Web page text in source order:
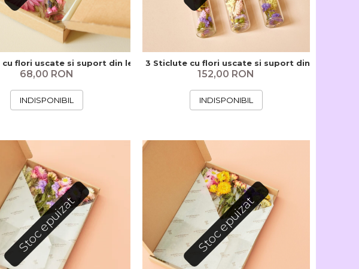
cu flori uscate si suport din lemn - mini
68,00 RON
INDISPONIBIL
3 Sticlute cu flori uscate si suport din lemn
152,00 RON
INDISPONIBIL
Stoc epuizat Stoc epuizat